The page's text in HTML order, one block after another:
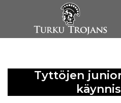
Tyttöjen